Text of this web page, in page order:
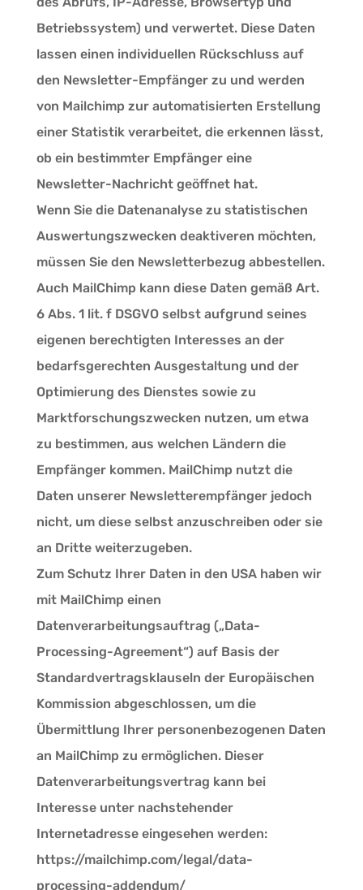
Betriebssystem) und verwertet. Diese Daten
lassen einen individuellen Rückschluss auf
den Newsletter-Empfänger zu und werden
von Mailchimp zur automatisierten Erstellung
einer Statistik verarbeitet, die erkennen lässt,
ob ein bestimmter Empfänger eine
Newsletter-Nachricht geöffnet hat.
Wenn Sie die Datenanalyse zu statistischen
Auswertungszwecken deaktiveren möchten,
müssen Sie den Newsletterbezug abbestellen.
Auch MailChimp kann diese Daten gemäß Art.
6 Abs. 1 lit. f DSGVO selbst aufgrund seines
eigenen berechtigten Interesses an der
bedarfsgerechten Ausgestaltung und der
Optimierung des Dienstes sowie zu
Marktforschungszwecken nutzen, um etwa
zu bestimmen, aus welchen Ländern die
Empfänger kommen. MailChimp nutzt die
Daten unserer Newsletterempfänger jedoch
nicht, um diese selbst anzuschreiben oder sie
an Dritte weiterzugeben.
Zum Schutz Ihrer Daten in den USA haben wir
mit MailChimp einen
Datenverarbeitungsauftrag („Data-
Processing-Agreement“) auf Basis der
Standardvertragsklauseln der Europäischen
Kommission abgeschlossen, um die
Übermittlung Ihrer personenbezogenen Daten
an MailChimp zu ermöglichen. Dieser
Datenverarbeitungsvertrag kann bei
Interesse unter nachstehender
Internetadresse eingesehen werden:
https://mailchimp.com/legal/data-
processing-addendum/